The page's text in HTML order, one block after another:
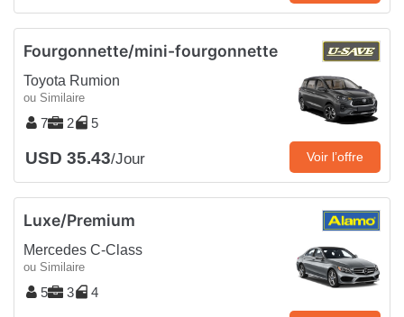
Fourgonnette/mini-fourgonnette
Toyota Rumion
ou Similaire
7 2 5
USD 35.43/Jour Voir l’offre
Luxe/Premium
Mercedes C-Class
ou Similaire
5 3 4